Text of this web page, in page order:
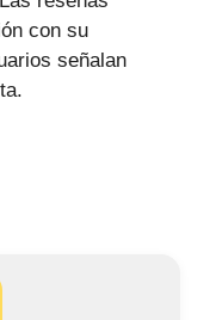
con su
señalan